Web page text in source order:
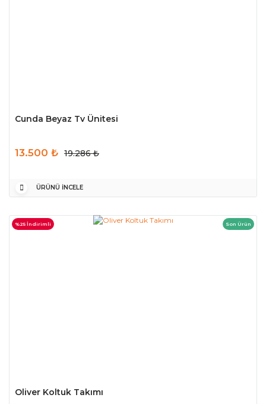
Cunda Beyaz Tv Ünitesi
13.500 ₺ 19.286 ₺
ÜRÜNÜ İNCELE
%25 İndirimli Son Ürün
Oliver Koltuk Takımı